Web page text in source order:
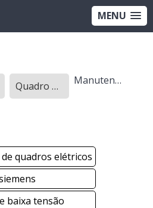
MENU
Quadro eletrico - Categoria ❱ Manutenção corretiva em instalações elétricas
quadros elétricos
baixa tensão